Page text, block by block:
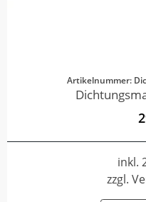
Artikelnummer:
inkl.
zzgl.